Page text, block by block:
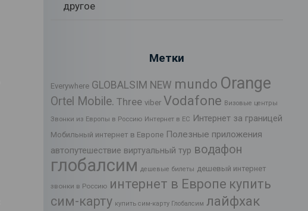
другое
Метки
Everywhere GLOBALSIM NEW mundo Orange
Ortel Mobile. Three viber Vodafone Визовые центры
Звонки из Европы в Россию Интернет в ЕС Интернет за границей
Мобильный интернет в Европе Полезные приложения
автопутешествие виртуальный тур водафон
глобалсим дешевые билеты дешевый интернет
звонки в Россию интернет в Европе купить
сим-карту купить сим-карту Глобалсим лайфхак